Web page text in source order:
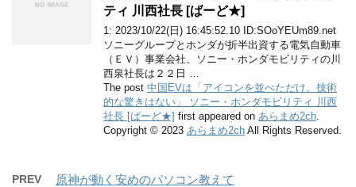
ティ 川西社長 [ばーど★]
1: 2023/10/22(日) 16:45:52.10 ID:SOoYEUm89.net
ソニーグループとホンダが折半出資する電気自動車
（ＥＶ）事業会社、ソニー・ホンダモビリティの川
西泉社長は２２日 …
The post 中国EVは「アイコンを並べただけ。技術
的な驚きはない」 ソニー・ホンダモビリティ 川西
社長 [ばーど★] first appeared on あらまめ2ch
Copyright © 2023 あらまめ2ch All Rights Reserved.
PREV 原神が動く安めのパソコン教えて